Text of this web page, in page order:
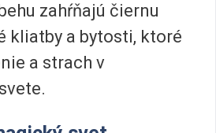
zahŕňajú čiernu
kliatby a bytosti, ktoré
a strach v